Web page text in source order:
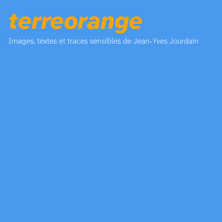
terreorange
Images, textes et traces sensibles de Jean-Yves Jourdain